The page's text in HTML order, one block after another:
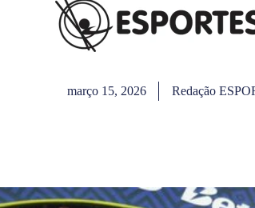
março 15, 2026 Redação